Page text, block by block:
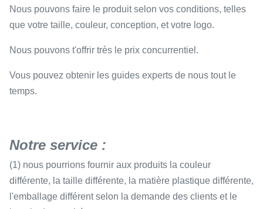
Nous pouvons faire le produit selon vos conditions, telles
que votre taille, couleur, conception, et votre logo.
Nous pouvons t'offrir très le prix concurrentiel.
Vous pouvez obtenir les guides experts de nous tout le
temps.
Notre service :
(1) nous pourrions fournir aux produits la couleur
différente, la taille différente, la matière plastique différente,
l'emballage différent selon la demande des clients et le